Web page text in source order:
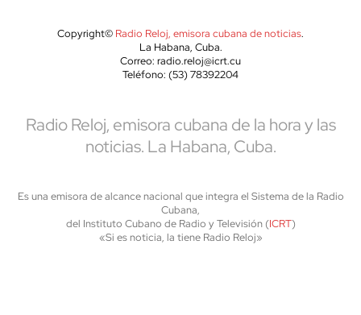
Copyright© Radio Reloj, emisora cubana de noticias.
La Habana, Cuba.
Correo: radio.reloj@icrt.cu
Teléfono: (53) 78392204
Radio Reloj, emisora cubana de la hora y las
noticias. La Habana, Cuba.
Es una emisora de alcance nacional que integra el Sistema de la Radio
Cubana,
del Instituto Cubano de Radio y Televisión (ICRT)
«Si es noticia, la tiene Radio Reloj»